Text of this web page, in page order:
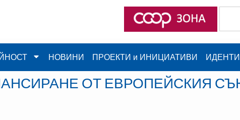
НОВИНИ ПРОЕКТИ и ИНИЦИАТИВИ
ОТ ЕВРОПЕЙСКИЯ